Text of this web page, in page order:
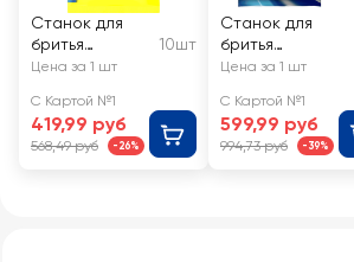
Станок для
бритья
одноразовый
Plus, 8+2шт
10шт
Цена за 1 шт
С Картой №1
419,99 руб
568,49 руб -26%
Станок для
бритья
одноразовый
Simple 3
Цена за 1 шт
С Картой №1
599,99 руб
994,73 руб -39%